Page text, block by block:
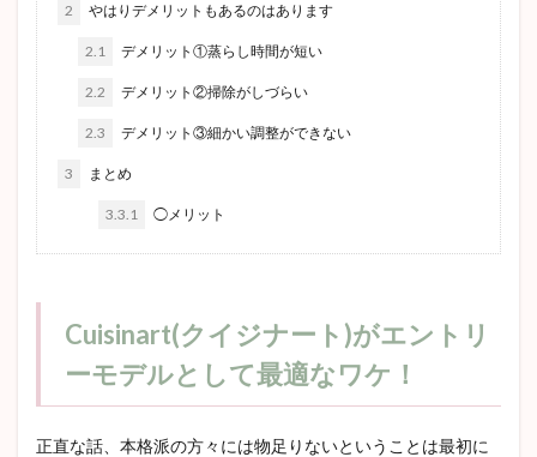
2 やはりデメリットもあるのはあります
2.1 デメリット①蒸らし時間が短い
2.2 デメリット②掃除がしづらい
2.3 デメリット③細かい調整ができない
3 まとめ
3.3.1 ◯メリット
Cuisinart(クイジナート)がエントリ
ーモデルとして最適なワケ！
正直な話、本格派の方々には物足りないということは最初に